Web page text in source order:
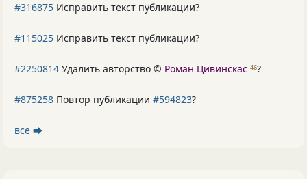
#316875 Исправить текст публикации?
#115025 Исправить текст публикации?
#2250814 Удалить авторство © Роман Цивинскас 46?
#875258 Повтор публикации #594823?
все ⮕